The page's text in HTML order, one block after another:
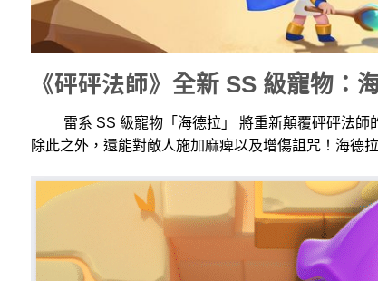
《砰砰法師》 全新 SS 級寵物：
雷系 SS 級寵物「海德拉」 將重新顛覆砰砰法師的
除此之外，還能對敵人施加麻痺以及增傷詛咒！海德